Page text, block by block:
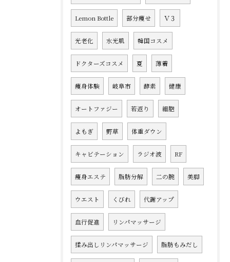
Lemon Bottle 部分痩せ Ｖ３
光老化 水光肌 韓国コスメ
ドクターズコスメ 夏 薄着
痩身体験 岐阜市 酵素 健康
オートファジー 若返り 細胞
よもぎ 野草 体重ダウン
キャビテーション ラジオ波 RF
痩身エステ 脂肪分解 二の腕 美脚
ウエスト くびれ 代謝アップ
血行促進 リンパマッサージ
揉み出しリンパマッサージ 脂肪もみだし